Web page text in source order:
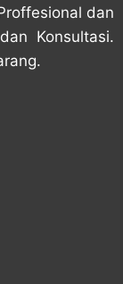
dan
Konsultasi.